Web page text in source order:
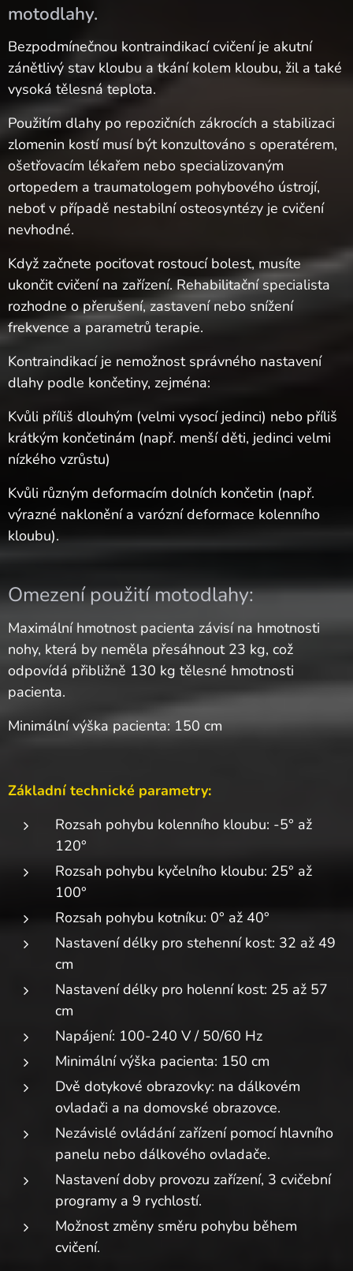
motodlahy.
Bezpodmínečnou kontraindikací cvičení je akutní
zánětlivý stav kloubu a tkání kolem kloubu, žil a také
vysoká tělesná teplota.
Použitím dlahy po repozičních zákrocích a stabilizaci
zlomenin kostí musí být konzultováno s operatérem,
ošetřovacím lékařem nebo specializovaným
ortopedem a traumatologem pohybového ústrojí,
neboť v případě nestabilní osteosyntézy je cvičení
nevhodné.
Když začnete pociťovat rostoucí bolest, musíte
ukončit cvičení na zařízení. Rehabilitační specialista
rozhodne o přerušení, zastavení nebo snížení
frekvence a parametrů terapie.
Kontraindikací je nemožnost správného nastavení
dlahy podle končetiny, zejména:
Kvůli příliš dlouhým (velmi vysocí jedinci) nebo příliš
krátkým končetinám (např. menší děti, jedinci velmi
nízkého vzrůstu)
Kvůli různým deformacím dolních končetin (např.
výrazné naklonění a varózní deformace kolenního
kloubu).
Omezení použití motodlahy:
Maximální hmotnost pacienta závisí na hmotnosti
nohy, která by neměla přesáhnout 23 kg, což
odpovídá přibližně 130 kg tělesné hmotnosti
pacienta.
Minimální výška pacienta: 150 cm
Základní technické parametry:
Rozsah pohybu kolenního kloubu: -5° až
120°
Rozsah pohybu kyčelního kloubu: 25° až
100°
Rozsah pohybu kotníku: 0° až 40°
Nastavení délky pro stehenní kost: 32 až 49
cm
Nastavení délky pro holenní kost: 25 až 57
cm
Napájení: 100-240 V / 50/60 Hz
Minimální výška pacienta: 150 cm
Dvě dotykové obrazovky: na dálkovém
ovladači a na domovské obrazovce.
Nezávislé ovládání zařízení pomocí hlavního
panelu nebo dálkového ovladače.
Nastavení doby provozu zařízení, 3 cvičební
programy a 9 rychlostí.
Možnost změny směru pohybu během
cvičení.